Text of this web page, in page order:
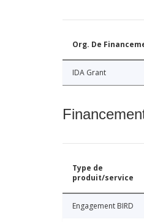
Org. De
IDA Grant
Type de
produit/service
Engagement BIRD